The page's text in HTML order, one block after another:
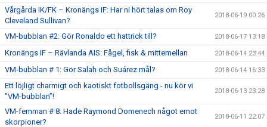
Vårgårda IK/FK – Kronängs IF: Har ni hört talas om Roy
Cleveland Sullivan?
2018-06-19 00:26
VM-bubblan #2: Gör Ronaldo ett hattrick till? 2018-06-17 13:18
Kronängs IF – Rävlanda AIS: Fågel, fisk & mittemellan 2018-06-14 23:44
VM-bubblan # 1: Gör Salah och Suárez mål? 2018-06-14 16:33
Ett löjligt charmigt och kaotiskt fotbollsgäng - nu kör vi
”VM-bubblan”!
2018-06-13 23:28
VM-femman # 8: Hade Raymond Domenech något emot
skorpioner?
2018-06-11 22:07